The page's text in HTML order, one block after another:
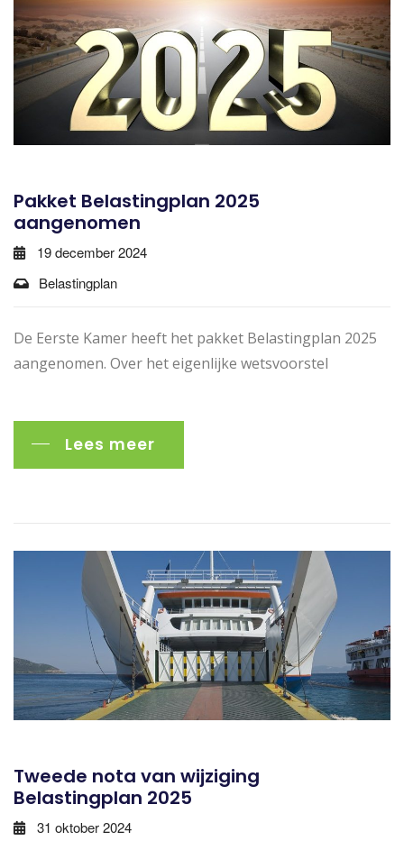
Pakket Belastingplan 2025
aangenomen
19 december 2024
Belastingplan
De Eerste Kamer heeft het pakket Belastingplan 2025
aangenomen. Over het eigenlijke wetsvoorstel
Lees meer
Tweede nota van wijziging
Belastingplan 2025
31 oktober 2024